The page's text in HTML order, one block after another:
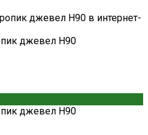
джевел H90
джевел H90